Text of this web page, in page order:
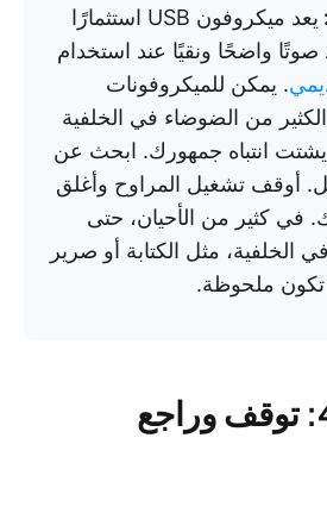
يعد ميكروفون USB استثمارًا
صوتًا واضحًا ونقيًا عند استخدام
. يمكن للميكروفونات
من الضوضاء في الخلفية
يشتت انتباه جمهورك. ابحث عن
أوقف تشغيل المراوح وأغلق
في كثير من الأحيان، حتى
الخلفية، مثل الكتابة أو صرير
ملحوظة.
الخطوة رقم 4: توقف وراجع